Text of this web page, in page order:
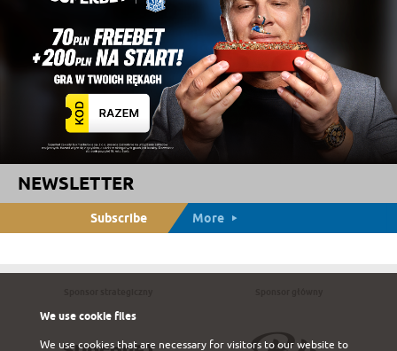
NEWSLETTER
Subscribe More
We use cookie files
We use cookies that are necessary for visitors to our website to